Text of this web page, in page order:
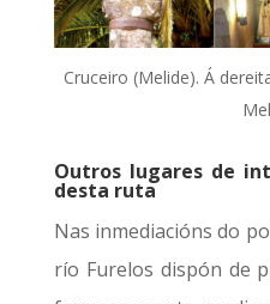
Cruceiro (Melide). Á
Outros lugares de
desta ruta
Nas inmediacións do
río Furelos dispón de